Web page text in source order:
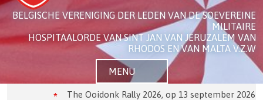
BELGISCHE VERENIGING DER LEDEN VAN DE SOEVEREINE
MILITAIRE
HOSPITAALORDE VAN SINT JAN VAN JERUZALEM VAN
RHODOS EN VAN MALTA V.Z.W
MENU
The Ooidonk Rally 2026, op 13 september 2026